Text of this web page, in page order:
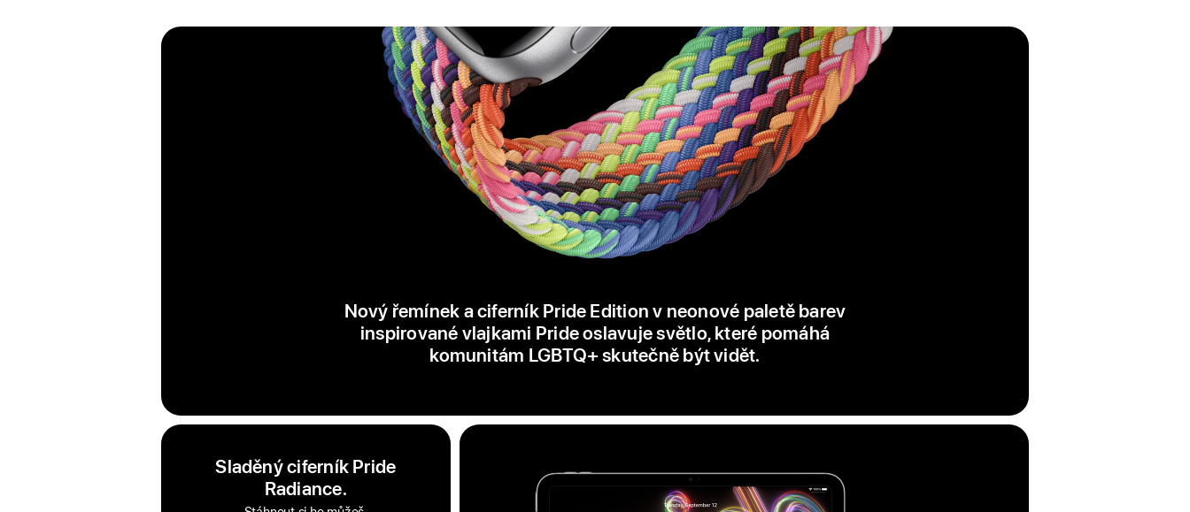
Nový řemínek a ciferník Pride Edition v neonové paletě barev
inspirované vlajkami Pride oslavuje světlo, které pomáhá
komunitám LGBTQ+ skutečně být vidět.
Sladěný ciferník Pride
Radiance.